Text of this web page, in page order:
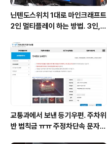
닌텐도스위치 1대로 마인크래프트
2인 멀티플레이 하는 방법. 3인, 4
교통과에서 보낸 등기우편. 주차위
반 범칙금 ㅠㅠ 주정차단속 문자알